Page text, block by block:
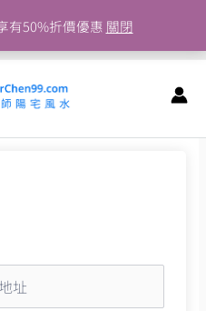
有50%折價優惠 關閉